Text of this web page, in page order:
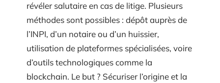
révéler salutaire en cas de litige. Plusieurs
méthodes sont possibles : dépôt auprès de
l’INPI, d’un notaire ou d’un huissier,
utilisation de plateformes spécialisées, voire
d’outils technologiques comme la
blockchain. Le but ? Sécuriser l’origine et la